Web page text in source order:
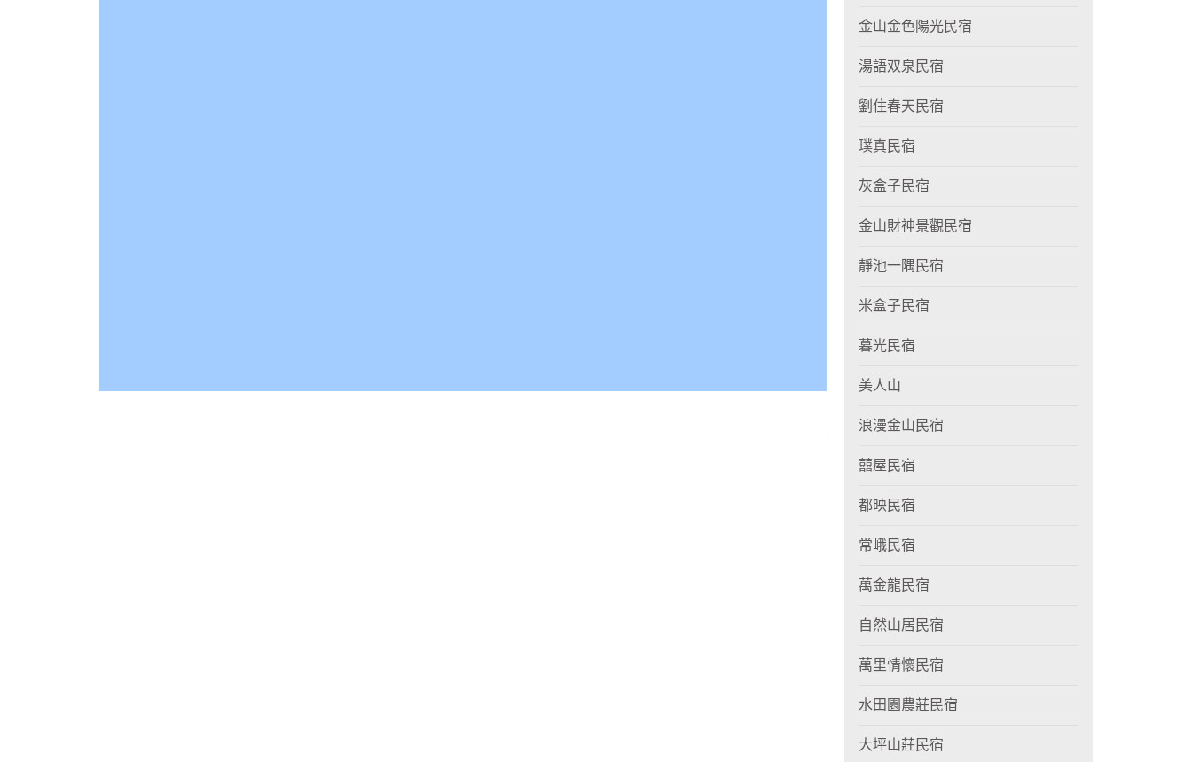
金山金色陽光民宿
湯語双泉民宿
劉住春天民宿
璞真民宿
灰盒子民宿
金山財神景觀民宿
靜池一隅民宿
米盒子民宿
暮光民宿
美人山
浪漫金山民宿
囍屋民宿
都映民宿
常峨民宿
萬金龍民宿
自然山居民宿
萬里情懷民宿
水田園農莊民宿
大坪山莊民宿